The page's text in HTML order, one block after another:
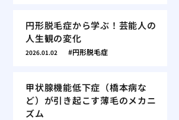
円形脱毛症から学ぶ！芸能人の
人生観の変化
2026.01.02 円形脱毛症
甲状腺機能低下症（橋本病な
ど）が引き起こす薄毛のメカニ
ズム